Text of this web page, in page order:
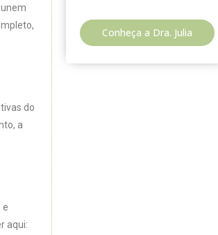
do
a
e
aqui:
Conheça a Dra. Julia